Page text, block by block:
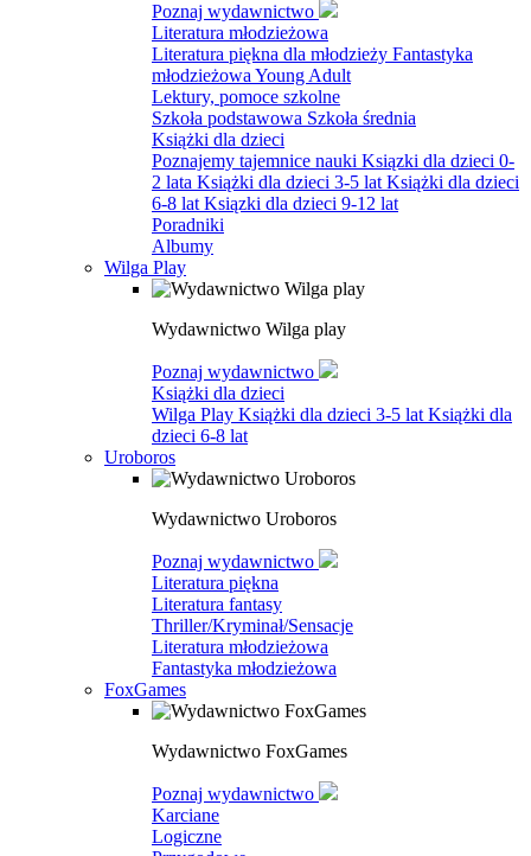
Poznaj wydawnictwo
Literatura młodzieżowa
Literatura piękna dla młodzieży Fantastyka
młodzieżowa Young Adult
Lektury, pomoce szkolne
Szkoła podstawowa Szkoła średnia
Książki dla dzieci
Poznajemy tajemnice nauki Ksiązki dla dzieci 0-
2 lata Książki dla dzieci 3-5 lat Książki dla dzieci
6-8 lat Ksiązki dla dzieci 9-12 lat
Poradniki
Albumy
Wilga Play
Wydawnictwo Wilga play
Poznaj wydawnictwo
Książki dla dzieci
Wilga Play Książki dla dzieci 3-5 lat Książki dla
dzieci 6-8 lat
Uroboros
Wydawnictwo Uroboros
Poznaj wydawnictwo
Literatura piękna
Literatura fantasy
Thriller/Kryminał/Sensacje
Literatura młodzieżowa
Fantastyka młodzieżowa
FoxGames
Wydawnictwo FoxGames
Poznaj wydawnictwo
Karciane
Logiczne